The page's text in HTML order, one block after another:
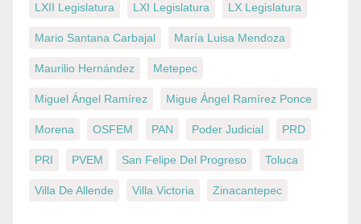
LXII Legislatura LXI Legislatura LX Legislatura
Mario Santana Carbajal María Luisa Mendoza
Maurilio Hernández Metepec
Miguel Ángel Ramírez Migue Ángel Ramírez Ponce
Morena OSFEM PAN Poder Judicial PRD
PRI PVEM San Felipe Del Progreso Toluca
Villa De Allende Villa Victoria Zinacantepec